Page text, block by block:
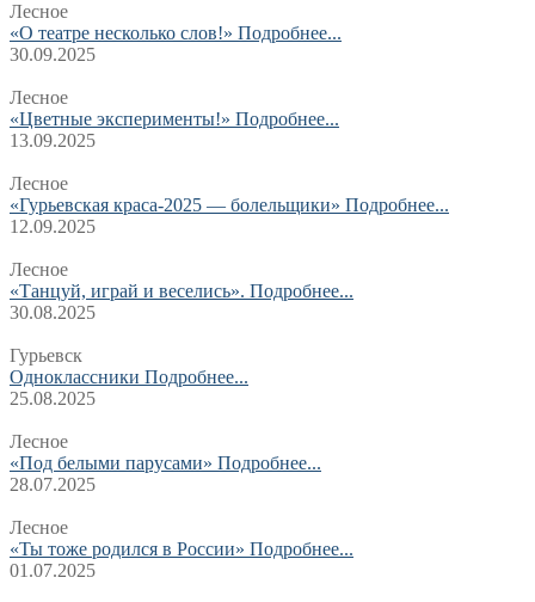
Лесное
«О театре несколько слов!» Подробнее...
30.09.2025
Лесное
«Цветные эксперименты!» Подробнее...
13.09.2025
Лесное
«Гурьевская краса-2025 — болельщики» Подробнее...
12.09.2025
Лесное
«Танцуй, играй и веселись». Подробнее...
30.08.2025
Гурьевск
Одноклассники Подробнее...
25.08.2025
Лесное
«Под белыми парусами» Подробнее...
28.07.2025
Лесное
«Ты тоже родился в России» Подробнее...
01.07.2025